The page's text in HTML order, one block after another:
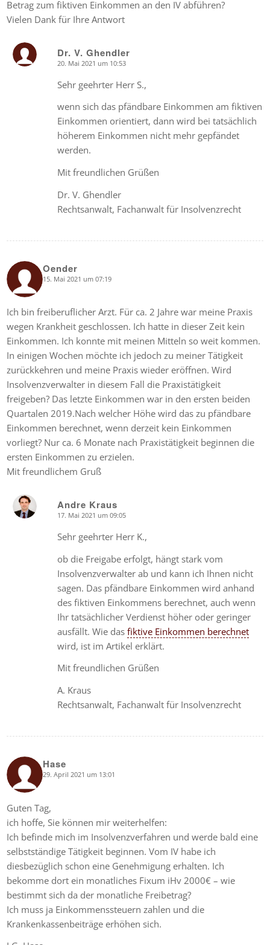
Betrag zum fiktiven Einkommen an den IV abführen?
Vielen Dank für Ihre Antwort
Dr. V. Ghendler
20. Mai 2021 um 10:53
Sehr geehrter Herr S.,
wenn sich das pfändbare Einkommen am fiktiven
Einkommen orientiert, dann wird bei tatsächlich
höherem Einkommen nicht mehr gepfändet
werden.
Mit freundlichen Grüßen
Dr. V. Ghendler
Rechtsanwalt, Fachanwalt für Insolvenzrecht
Oender
says: 15. Mai 2021 um 07:19
Ich bin freiberuflicher Arzt. Für ca. 2 Jahre war meine Praxis
wegen Krankheit geschlossen. Ich hatte in dieser Zeit kein
Einkommen. Ich konnte mit meinen Mitteln so weit kommen.
In einigen Wochen möchte ich jedoch zu meiner Tätigkeit
zurückkehren und meine Praxis wieder eröffnen. Wird
Insolvenzverwalter in diesem Fall die Praxistätigkeit
freigeben? Das letzte Einkommen war in den ersten beiden
Quartalen 2019.Nach welcher Höhe wird das zu pfändbare
Einkommen berechnet, wenn derzeit kein Einkommen
vorliegt? Nur ca. 6 Monate nach Praxistätigkeit beginnen die
ersten Einkommen zu erzielen.
Mit freundlichem Gruß
Andre Kraus
17. Mai 2021 um 09:05
Sehr geehrter Herr K.,
ob die Freigabe erfolgt, hängt stark vom
Insolvenzverwalter ab und kann ich Ihnen nicht
sagen. Das pfändbare Einkommen wird anhand
des fiktiven Einkommens berechnet, auch wenn
Ihr tatsächlicher Verdienst höher oder geringer
ausfällt. Wie dasfiktive Einkommen berechnet
wird, ist im Artikel erklärt.
Mit freundlichen Grüßen
A. Kraus
Rechtsanwalt, Fachanwalt für Insolvenzrecht
Hase
says: 29. April 2021 um 13:01
Guten Tag,
ich hoffe, Sie können mir weiterhelfen:
Ich befinde mich im Insolvenzverfahren und werde bald eine
selbstständige Tätigkeit beginnen. Vom IV habe ich
diesbezüglich schon eine Genehmigung erhalten. Ich
bekomme dort ein monatliches Fixum iHv 2000€ – wie
bestimmt sich da der monatliche Freibetrag?
Ich muss ja Einkommenssteuern zahlen und die
Krankenkassenbeiträge erhöhen sich.